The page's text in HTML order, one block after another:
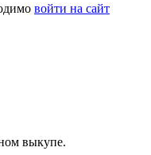
войти на сайт
выкупе.